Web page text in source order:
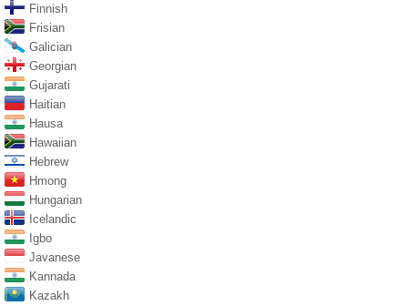
Finnish
Frisian
Galician
Georgian
Gujarati
Haitian
Hausa
Hawaiian
Hebrew
Hmong
Hungarian
Icelandic
Igbo
Javanese
Kannada
Kazakh